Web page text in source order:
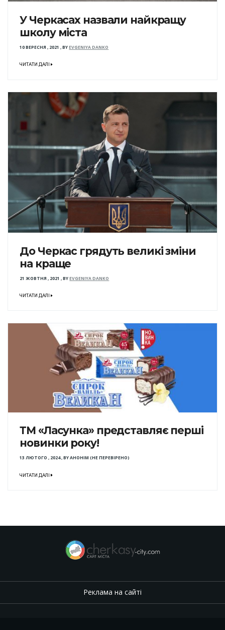
У Черкасах назвали найкращу
школу міста
10 ВЕРЕСНЯ , 2021 ,BYEVGENIYA DANKO
ЧИТАТИ ДАЛІ
До Черкас грядуть великі зміни
на краще
21 ЖОВТНЯ , 2021 ,BYEVGENIYA DANKO
ЧИТАТИ ДАЛІ
ТМ «Ласунка» представляє перші
новинки року!
13 ЛЮТОГО , 2024,BYАНОНІМ (НЕ ПЕРЕВІРЕНО)
ЧИТАТИ ДАЛІ
Реклама на сайті